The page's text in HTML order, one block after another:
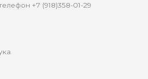
+7 (918)358-01-29